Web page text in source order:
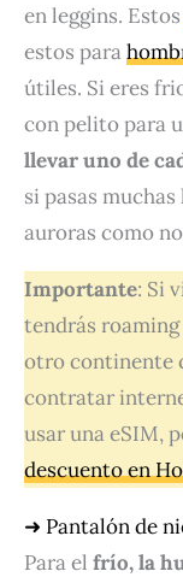
en leggins. Estos
estos para
útiles. Si eres
con pelito para
llevar uno de
si pasas
auroras como
Importante: Si
tendrás
otro continente
contratar
usar una eSIM,
descuento en
➜ Pantalón de
Para el frío, la